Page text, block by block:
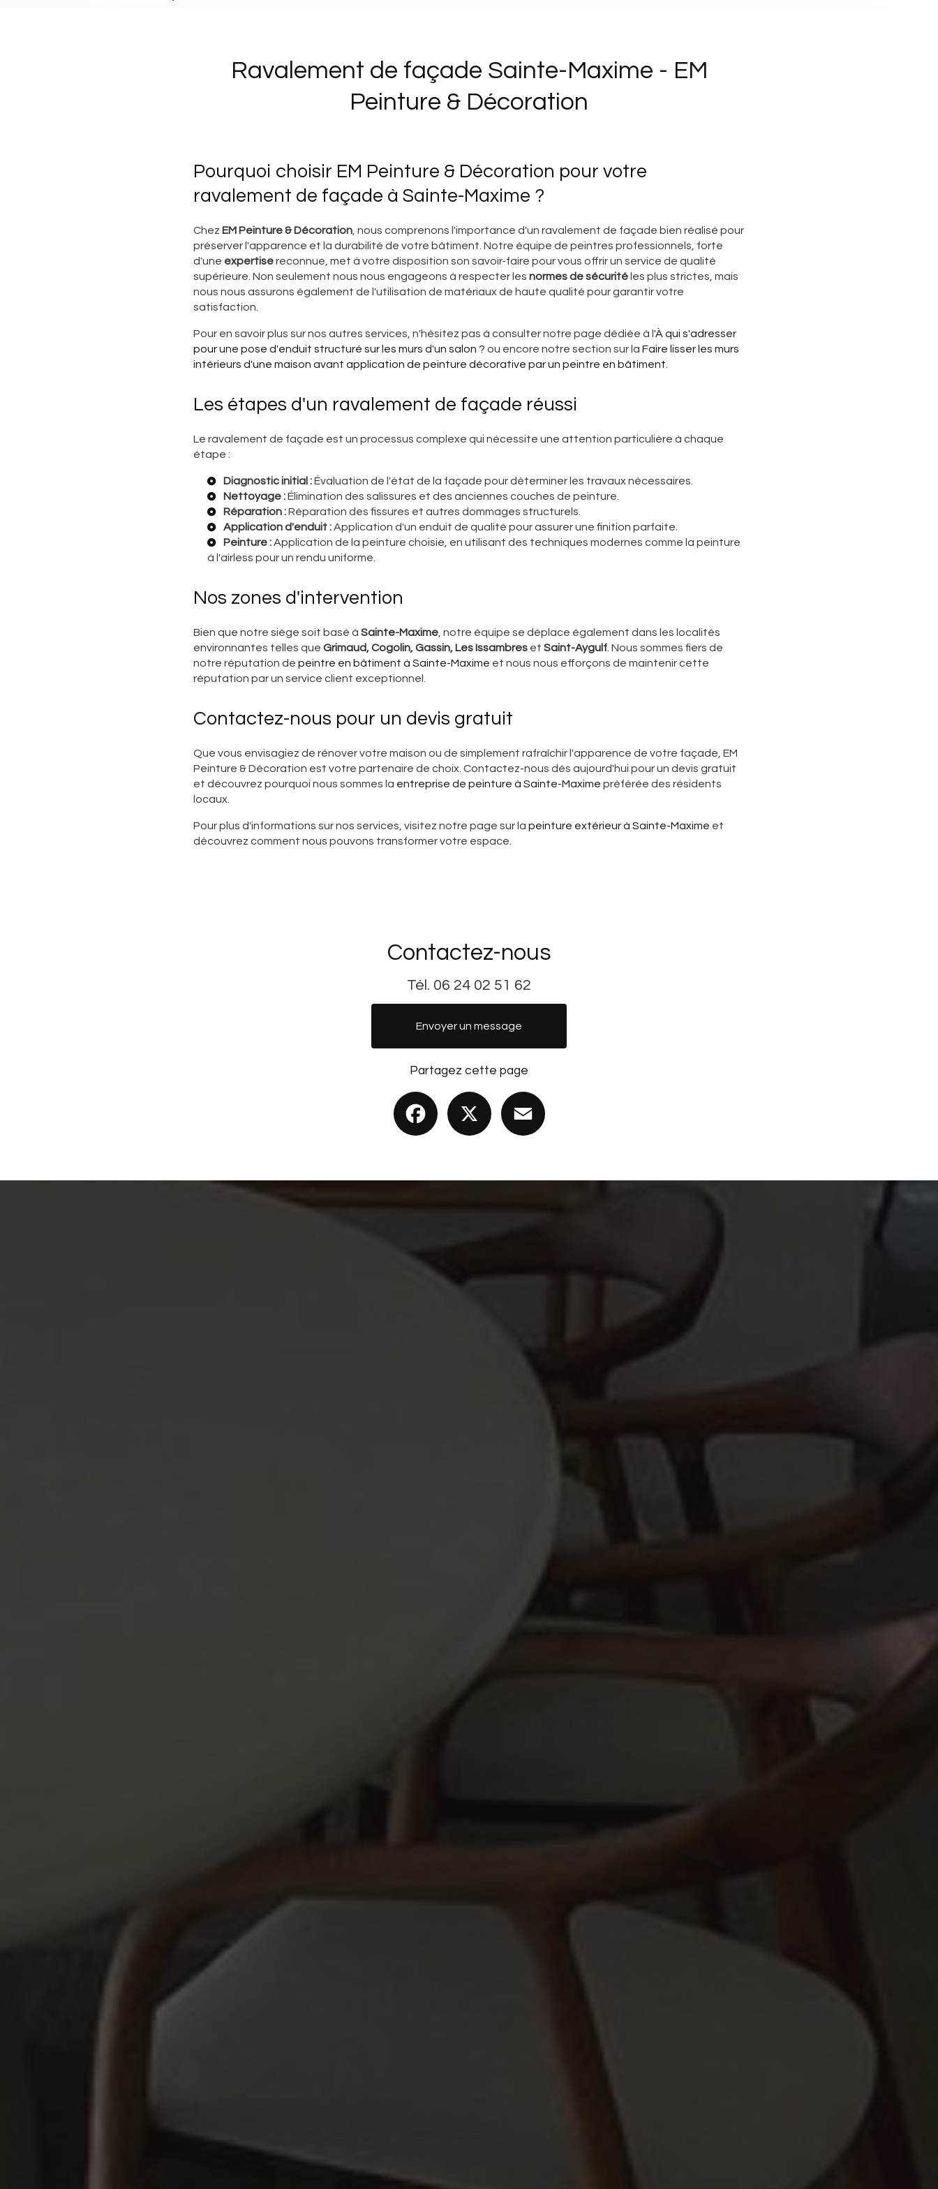
Ravalement de façade Sainte-Maxime - EM
Peinture & Décoration
Pourquoi choisir EM Peinture & Décoration pour votre
ravalement de façade à Sainte-Maxime ?
Chez EM Peinture & Décoration , nous comprenons l'importance d'un ravalement de façade bien réalisé pour
préserver l'apparence et la durabilité de votre bâtiment. Notre équipe de peintres professionnels, forte
d'une expertisereconnue, met à votre disposition son savoir-faire pour vous offrir un service de qualité
supérieure. Non seulement nous nous engageons à respecter les normes de sécurité les plus strictes, mais
nous nous assurons également de l'utilisation de matériaux de haute qualité pour garantir votre
satisfaction.
Pour en savoir plus sur nos autres services, n'hésitez pas à consulter notre page dédiée à l'À qui s'adresser
pour une pose d'enduit structuré sur les murs d'un salon ? ou encore notre section sur la Faire lisser les murs
intérieurs d'une maison avant application de peinture décorative par un peintre en bâtiment
Les étapes d'un ravalement de façade réussi
Le ravalement de façade est un processus complexe qui nécessite une attention particulière à chaque
étape :
Diagnostic initial :Évaluation de l'état de la façade pour déterminer les travaux nécessaires.
Nettoyage :Élimination des salissures et des anciennes couches de peinture.
Réparation :Réparation des fissures et autres dommages structurels.
Application d'enduit :Application d'un enduit de qualité pour assurer une finition parfaite.
Peinture :Application de la peinture choisie, en utilisant des techniques modernes comme la peinture
à l'airless pour un rendu uniforme.
Nos zones d'intervention
Bien que notre siège soit basé à Sainte-Maxime , notre équipe se déplace également dans les localités
environnantes telles que Grimaud, Cogolin, Gassin, Les Issambres et Saint-Aygulf . Nous sommes fiers de
notre réputation de peintre en bâtiment à Sainte-Maxime et nous nous efforçons de maintenir cette
réputation par un service client exceptionnel.
Contactez-nous pour un devis gratuit
Que vous envisagiez de rénover votre maison ou de simplement rafraîchir l'apparence de votre façade, EM
Peinture & Décoration est votre partenaire de choix. Contactez-nous dès aujourd'hui pour un devis gratuit
et découvrez pourquoi nous sommes la entreprise de peinture à Sainte-Maxime préférée des résidents
locaux.
Pour plus d'informations sur nos services, visitez notre page sur la peinture extérieur à Sainte-Maxime et
découvrez comment nous pouvons transformer votre espace.
Contactez-nous
Tél. 06 24 02 51 62
Envoyer un message
Partagez cette page
Facebook